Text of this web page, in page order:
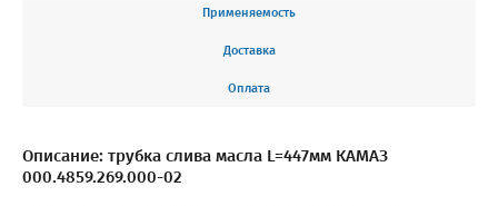
Применяемость
Доставка
Оплата
Описание: трубка слива масла L=447мм КАМАЗ
000.4859.269.000-02